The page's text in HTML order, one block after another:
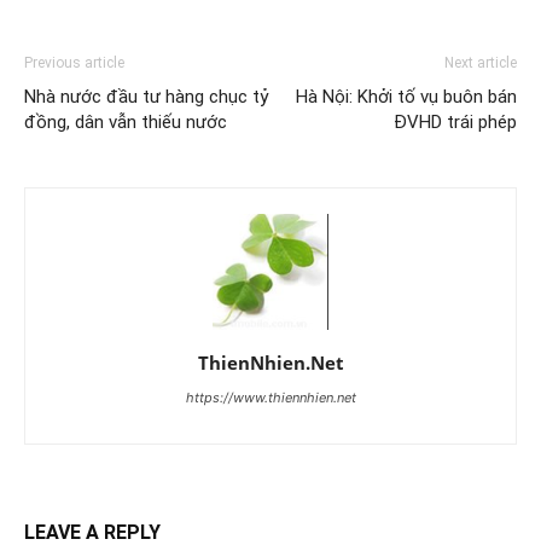
Previous article
Nhà nước đầu tư hàng chục tỷ
đồng, dân vẫn thiếu nước
Next article
Hà Nội: Khởi tố vụ buôn bán
ĐVHD trái phép
ThienNhien.Net
https://www.thiennhien.net
LEAVE A REPLY